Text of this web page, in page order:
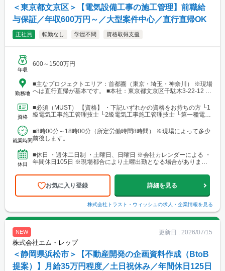
＜東京都文京区＞【電気設備工事の施工管理】前職給
与保証／年収600万円～／大型案件中心／直行直帰OK
正社員 転勤なし 学歴不問 資格取得支援
年収
600～1500万円
勤務地
■主なプロジェクトエリア：首都圏（東京・埼玉・神奈川） ※現場
へは直行直帰が基本です。 ■本社：東京都文京区千駄木3-22-12 ス
京メトロ千代田線「西日暮里駅」より徒歩8分 └東京メトロ千代田
線「千駄木駅」より徒歩8分
資格
■必須（MUST） 【資格】 ・下記いずれかの資格をお持ちの方 └1
級電気工事施工管理技士 └2級電気工事施工管理技士 └第一種電気
就業時間
■8時00分～18時00分（所定労働時間8時間） ※現場によって多少
前後します。
休日
■休日 ・週休二日制 ・土曜日、日曜日 ※会社カレンダーによる ・
年間休日105日 ※現場都合により土曜出勤となる場合がありま
お気に入り登録 詳細を見る
株式会社トラスト・ウィッシュ の求人・企業情報を見る
NEW 更新日 : 2026/07/15
株式会社エム・レップ
＜静岡県浜松市＞【不動産開発の企画資料作成（BtoB
提案）】月給35万円程度／土日祝休み／年間休日125日